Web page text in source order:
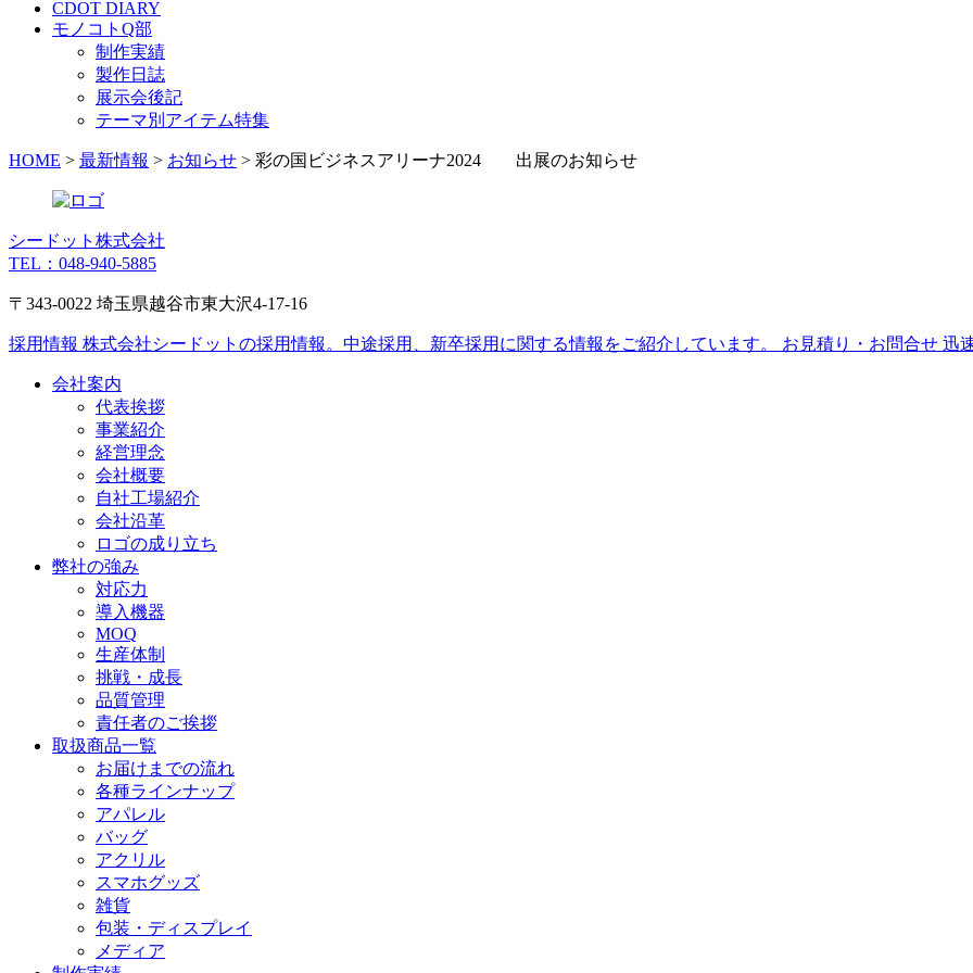
CDOT DIARY
モノコトQ部
制作実績
製作日誌
展示会後記
テーマ別アイテム特集
HOME > 最新情報 > お知らせ > 彩の国ビジネスアリーナ2024 出展のお知らせ
シードット株式会社
TEL：048-940-5885
〒343-0022 埼玉県越谷市東大沢4-17-16
採用情報 株式会社シードットの採用情報。中途採用、新卒採用に関する情報をご紹介しています。 お見積り・お問合せ 迅
会社案内
代表挨拶
事業紹介
経営理念
会社概要
自社工場紹介
会社沿革
ロゴの成り立ち
弊社の強み
対応力
導入機器
MOQ
生産体制
挑戦・成長
品質管理
責任者のご挨拶
取扱商品一覧
お届けまでの流れ
各種ラインナップ
アパレル
バッグ
アクリル
スマホグッズ
雑貨
包装・ディスプレイ
メディア